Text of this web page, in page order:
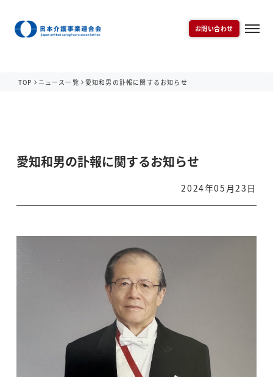
お問い合わせ
TOP ニュース一覧 愛知和男の訃報に関するお知らせ
愛知和男の訃報に関するお知らせ
2024年05月23日